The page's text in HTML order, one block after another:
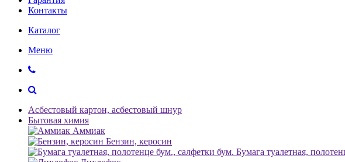
Контакты
Каталог
Меню
Асбестовый картон, асбестовый шнур
Бытовая химия
Аммиак
Бензин, керосин
Бумага туалетная,